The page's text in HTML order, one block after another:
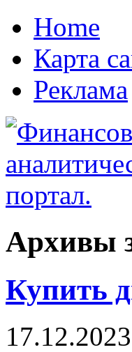
Home
Карта
Реклама
Архивы
Купить
17.12.2023